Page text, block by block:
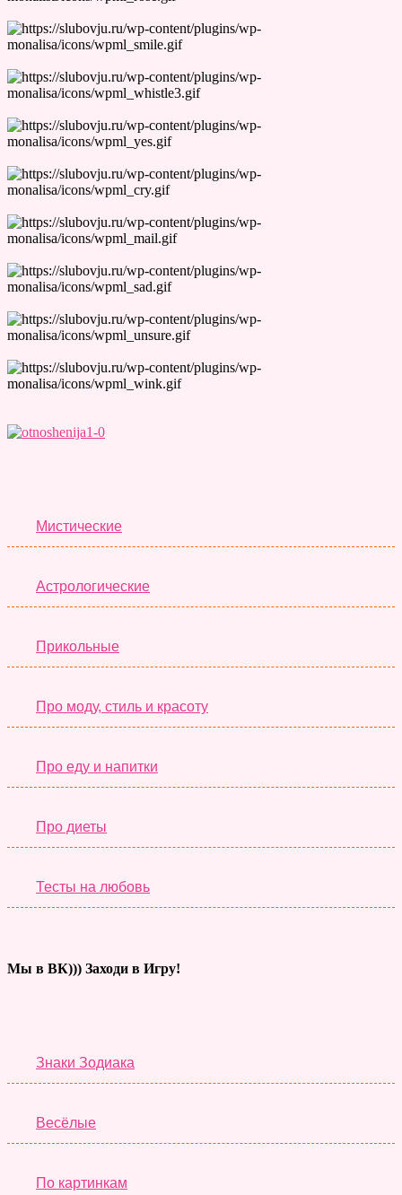
Мистические
Астрологические
Прикольные
Про моду, стиль и красоту
Про еду и напитки
Про диеты
Тесты на любовь
Мы в ВК))) Заходи в Игру!
Знаки Зодиака
Весёлые
По картинкам